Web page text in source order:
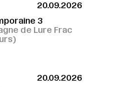
20.09.2026
3
de Lure Frac
20.09.2026